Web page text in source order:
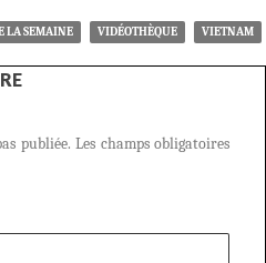
LA SEMAINE VIDÉOTHÈQUE VIETNAM
publiée. Les champs obligatoires